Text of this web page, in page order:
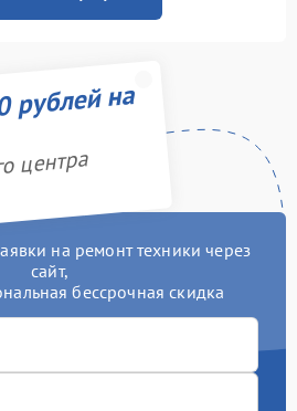
рублей на
центра
на ремонт техники через
сайт,
бессрочная скидка